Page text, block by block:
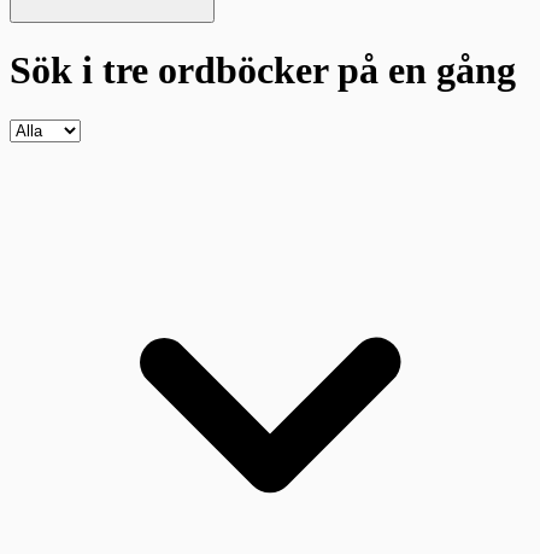
Sök i tre ordböckerpå en gång